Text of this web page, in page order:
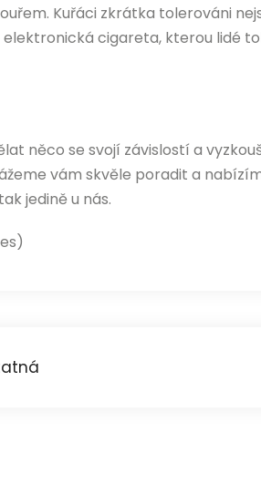
Kuřáci zkrátka tolerováni
elektronická cigareta, kterou lidé
něco se svojí závislostí a
vám skvěle poradit a
jedině u nás.